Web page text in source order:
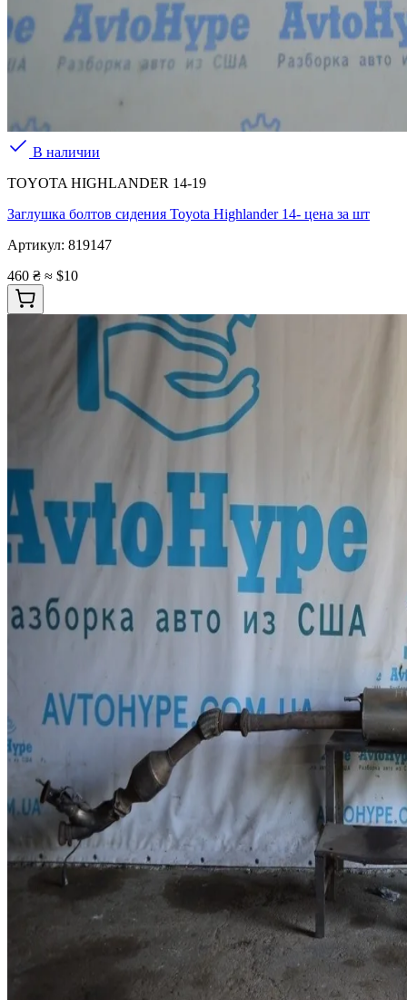
В наличии
TOYOTA HIGHLANDER 14-19
Заглушка болтов сидения Toyota Highlander 14- цена за шт
Артикул: 819147
460 ₴ ≈ $10